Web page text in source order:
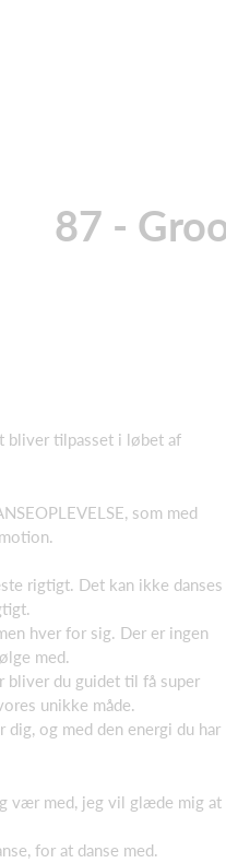
87 -
bliver tilpasset i løbet af
som med
rigtigt. Det kan ikke danses
hver for sig. Der er ingen
med.
bliver du guidet til få super
unikke måde.
dig, og med den energi du har
vær med, jeg vil glæde mig at
for at danse med.